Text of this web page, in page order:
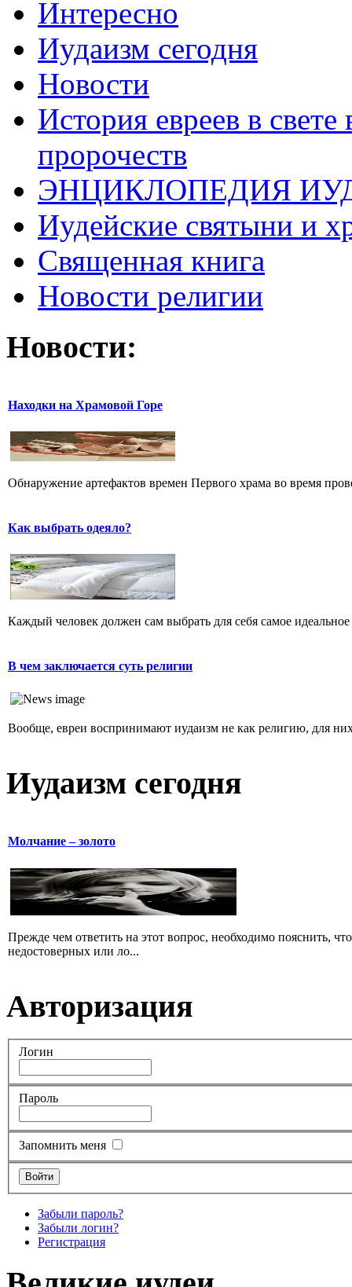
Интересно
Иудаизм сегодня
Новости
История евреев в
пророчеств
ЭНЦИКЛОПЕДИЯ
Иудейские святыни и
Священная книга
Новости религии
Новости:
Находки на Храмовой Горе
Обнаружение артефактов времен Первого храма во время
Как выбрать одеяло?
Каждый человек должен сам выбрать для себя самое
В чем заключается суть религии
Вообще, евреи воспринимают иудаизм не как религию, для
Иудаизм сегодня
Молчание – золото
Прежде чем ответить на этот вопрос, необходимо пояснить,
недостоверных или ло...
Авторизация
Логин
Пароль
Запомнить меня
Забыли пароль?
Забыли логин?
Регистрация